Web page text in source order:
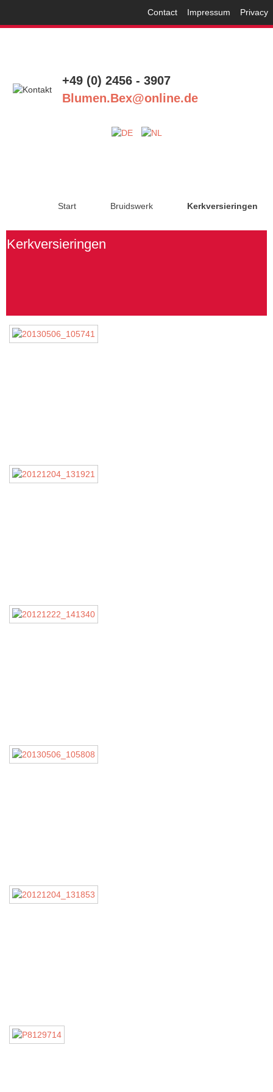
Contact Impressum Privacy
+49 (0) 2456 - 3907
Blumen.Bex@online.de
Start Bruidswerk Kerkversieringen
Kerkversieringen